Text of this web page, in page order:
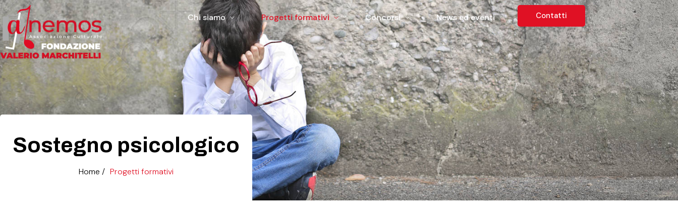
Chi siamo Progetti formativi Concorsi News ed eventi Contatti
Sostegno psicologico
Sostegno psicologico
Home / Progetti formativi